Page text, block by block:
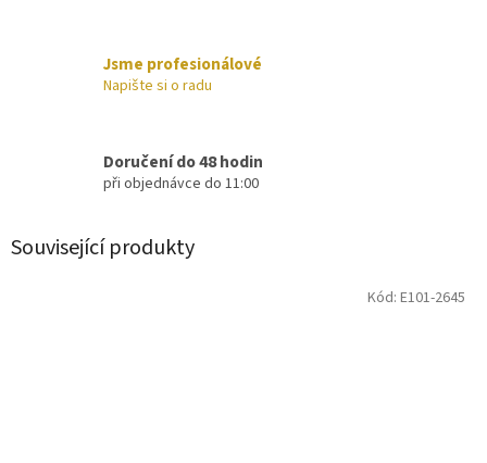
Jsme profesionálové
Napište si o radu
Doručení do 48 hodin
při objednávce do 11:00
Související produkty
Kód: E101-2645